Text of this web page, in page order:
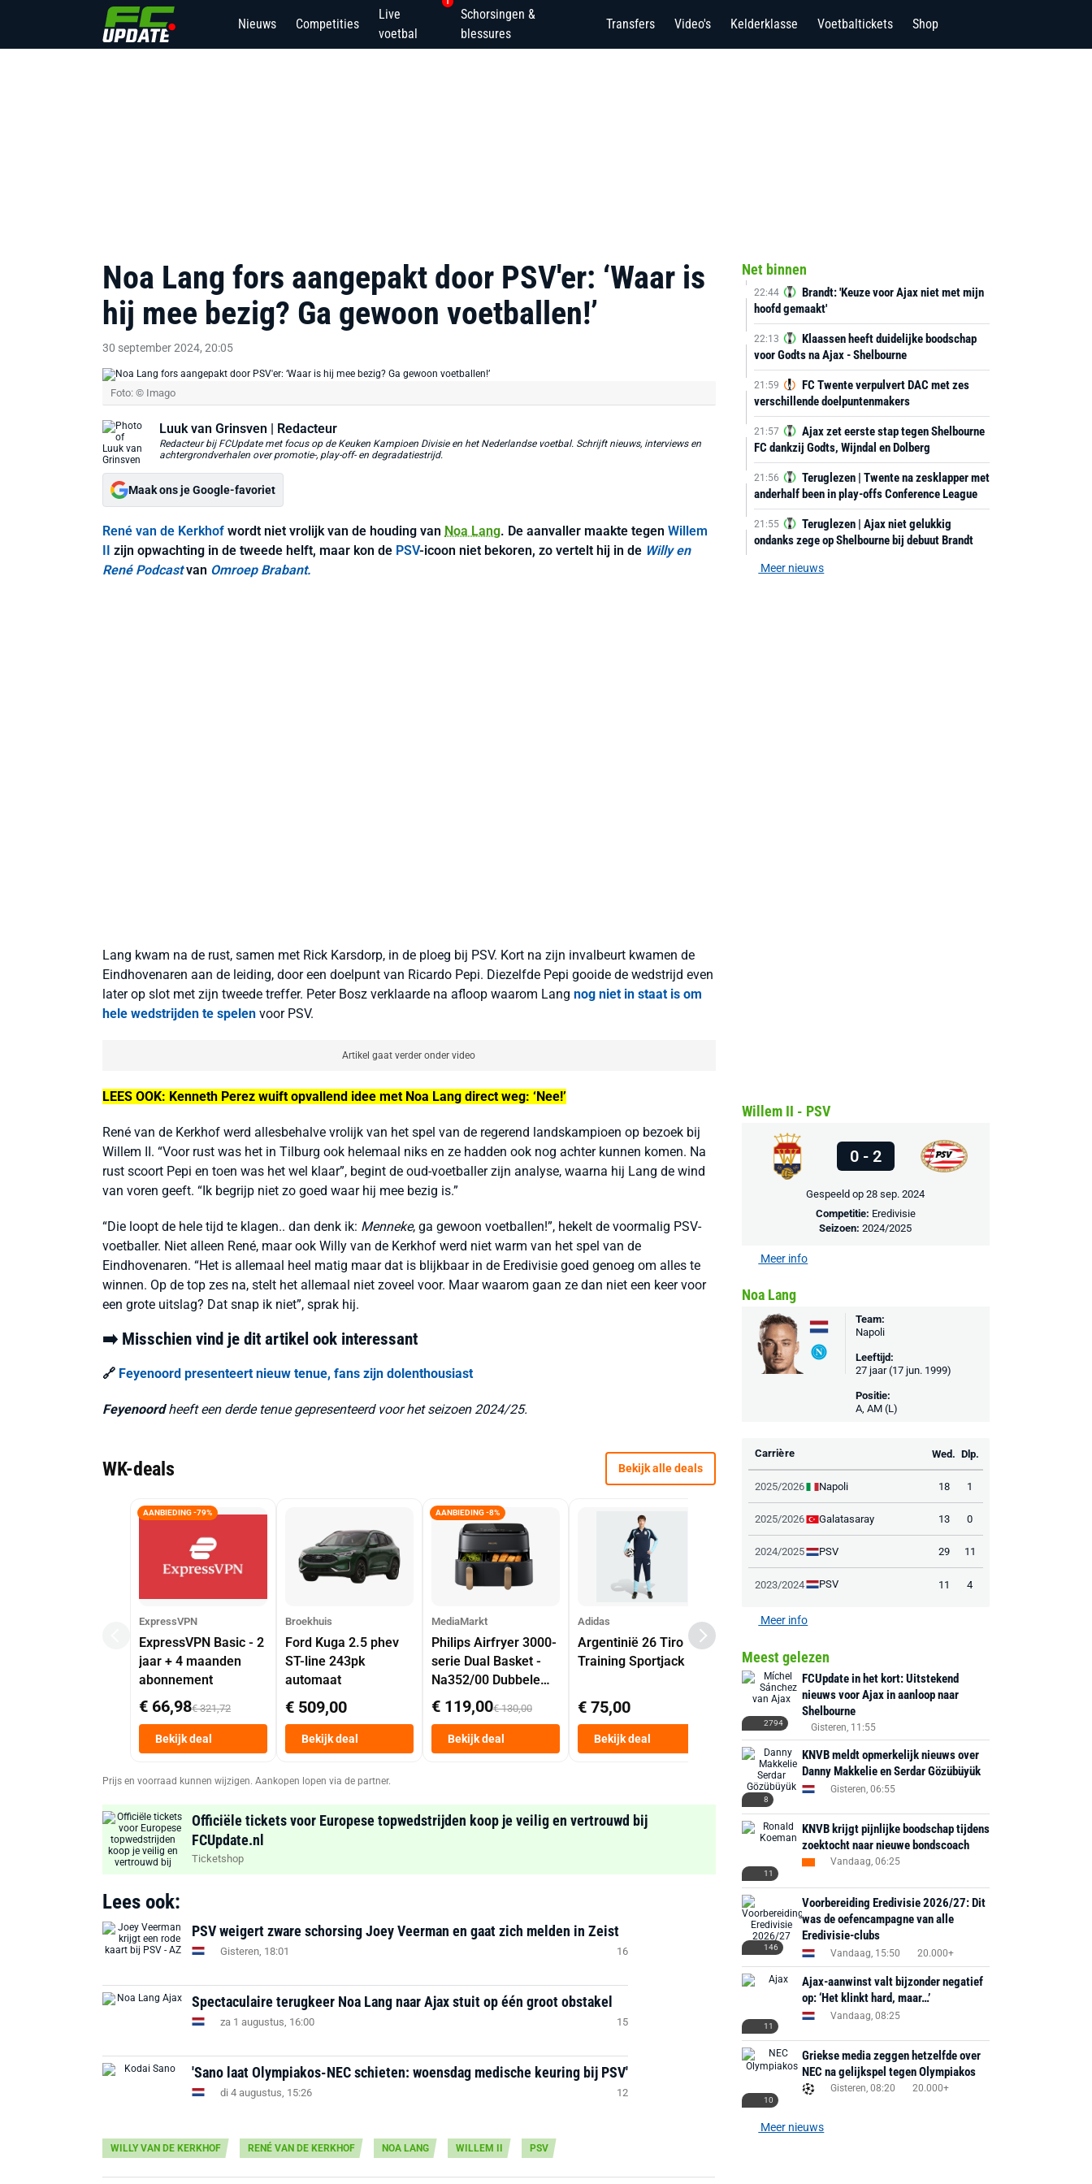
Nieuws Competities
Live
voetbal
Schorsingen &
blessures
Transfers Video's Kelderklasse Voetbaltickets Shop
Noa Lang fors aangepakt door PSV'er: ‘Waar is
hij mee bezig? Ga gewoon voetballen!’
30 september 2024, 20:05
Foto: © Imago
Luuk van Grinsven | Redacteur
Redacteur bij FCUpdate met focus op de Keuken Kampioen Divisie en het Nederlandse voetbal. Schrijft nieuws, interviews en
achtergrondverhalen over promotie-, play-off- en degradatiestrijd.
Maak ons je Google-favoriet
René van de Kerkhof wordt niet vrolijk van de houding van Noa Lang. De aanvaller maakte tegen Willem
II zijn opwachting in de tweede helft, maar kon de PSV-icoon niet bekoren, zo vertelt hij in de Willy en
René Podcastvan Omroep Brabant.
Lang kwam na de rust, samen met Rick Karsdorp, in de ploeg bij PSV. Kort na zijn invalbeurt kwamen de
Eindhovenaren aan de leiding, door een doelpunt van Ricardo Pepi. Diezelfde Pepi gooide de wedstrijd even
later op slot met zijn tweede treffer. Peter Bosz verklaarde na afloop waarom Lang nog niet in staat is om
hele wedstrijden te spelen voor PSV.
Artikel gaat verder onder video
LEES OOK: Kenneth Perez wuift opvallend idee met Noa Lang direct weg: ‘Nee!’
René van de Kerkhof werd allesbehalve vrolijk van het spel van de regerend landskampioen op bezoek bij
Willem II. “Voor rust was het in Tilburg ook helemaal niks en ze hadden ook nog achter kunnen komen. Na
rust scoort Pepi en toen was het wel klaar”, begint de oud-voetballer zijn analyse, waarna hij Lang de wind
van voren geeft. “Ik begrijp niet zo goed waar hij mee bezig is.”
“Die loopt de hele tijd te klagen.. dan denk ik: Menneke, ga gewoon voetballen!”, hekelt de voormalig PSV-
voetballer. Niet alleen René, maar ook Willy van de Kerkhof werd niet warm van het spel van de
Eindhovenaren. “Het is allemaal heel matig maar dat is blijkbaar in de Eredivisie goed genoeg om alles te
winnen. Op de top zes na, stelt het allemaal niet zoveel voor. Maar waarom gaan ze dan niet een keer voor
een grote uitslag? Dat snap ik niet”, sprak hij.
➡️ Misschien vind je dit artikel ook interessant
🔗 Feyenoord presenteert nieuw tenue, fans zijn dolenthousiast
Feyenoordheeft een derde tenue gepresenteerd voor het seizoen 2024/25.
WK-deals Bekijk alle deals
AANBIEDING -79%
ExpressVPN
ExpressVPN Basic - 2
jaar + 4 maanden
abonnement
€ 66,98€ 321,72
Bekijk deal
Broekhuis
Ford Kuga 2.5 phev
ST-line 243pk
automaat
€ 509,00
Bekijk deal
AANBIEDING -8%
MediaMarkt
Philips Airfryer 3000-
serie Dual Basket -
Na352/00 Dubbele
Mand 9 L Tot 6
Personen
Heteluchtfriteuse
Zwart
€ 119,00€ 130,00
Bekijk deal
Adidas
Argentinië 26 Tiro
Training Sportjack
€ 75,00
Bekijk deal
MediaMarkt
PlayStation 5
€ 29,99
Bekijk deal
€ 78,00
Bekijk deal
Prijs en voorraad kunnen wijzigen. Aankopen lopen via de partner.
Officiële tickets voor Europese topwedstrijden koop je veilig en vertrouwd bij
FCUpdate.nl
Ticketshop
Lees ook:
PSV weigert zware schorsing Joey Veerman en gaat zich melden in Zeist
Gisteren, 18:01 16
Spectaculaire terugkeer Noa Lang naar Ajax stuit op één groot obstakel
za 1 augustus, 16:00 15
'Sano laat Olympiakos-NEC schieten: woensdag medische keuring bij PSV'
di 4 augustus, 15:26 12
WILLY VAN DE KERKHOF RENÉ VAN DE KERKHOF NOA LANG WILLEM II PSV
Net binnen
22:44
Brandt: 'Keuze voor Ajax niet met mijn
hoofd gemaakt'
22:13
Klaassen heeft duidelijke boodschap
voor Godts na Ajax - Shelbourne
21:59
FC Twente verpulvert DAC met zes
verschillende doelpuntenmakers
21:57
Ajax zet eerste stap tegen Shelbourne
FC dankzij Godts, Wijndal en Dolberg
21:56
Teruglezen | Twente na zesklapper met
anderhalf been in play-offs Conference League
21:55
Teruglezen | Ajax niet gelukkig
ondanks zege op Shelbourne bij debuut Brandt
Meer nieuws
Willem II - PSV
0 - 2
Gespeeld op 28 sep. 2024
Competitie: Eredivisie
Seizoen:2024/2025
Meer info
Noa Lang
Team:
Napoli
Leeftijd:
27 jaar (17 jun. 1999)
Positie:
A, AM (L)
Carrière Wed. Dlp.
2025/2026 Napoli 18 1
2025/2026 Galatasaray 13 0
2024/2025 PSV 29 11
2023/2024 PSV 11 4
Meer info
Meest gelezen
2794
FCUpdate in het kort: Uitstekend
nieuws voor Ajax in aanloop naar
Shelbourne
Gisteren, 11:55
8
KNVB meldt opmerkelijk nieuws over
Danny Makkelie en Serdar Gözübüyük
Gisteren, 06:55
11
KNVB krijgt pijnlijke boodschap tijdens
zoektocht naar nieuwe bondscoach
Vandaag, 06:25
146
Voorbereiding Eredivisie 2026/27: Dit
was de oefencampagne van alle
Eredivisie-clubs
Vandaag, 15:50 20.000+
11
Ajax-aanwinst valt bijzonder negatief
op: ‘Het klinkt hard, maar…’
Vandaag, 08:25
10
Griekse media zeggen hetzelfde over
NEC na gelijkspel tegen Olympiakos
Gisteren, 08:20 20.000+
Meer nieuws